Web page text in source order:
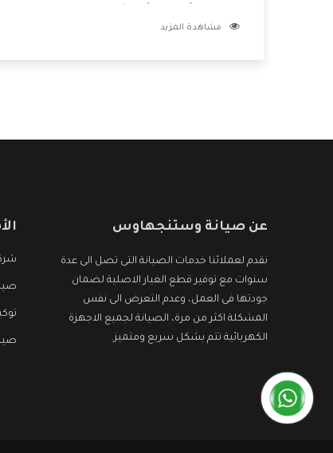
أفضل خدمات ما بعد البيع مع المنتجات وتقدم للعملاء
مشاهدة المزيد
عن صيانة وستنجهاوس
نقدم لعملائنا خدمات الصيانة التى تصل الى عدة
سنوات مع توفير قطع الغيار الاصلية لضمان
جودتها فى العمل، وعدم التعرض الى نفس
المشكلة اكثر من مرة، الصيانة لجميع الاجهزة
الكهربائية تتم بشكل سريع ومتميز.